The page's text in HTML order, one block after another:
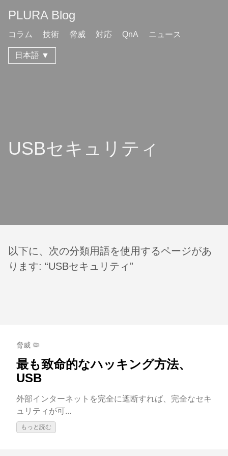
PLURA Blog
コラム 技術 脅威 対応 QnA ニュース
日本語 ▼
USBセキュリティ
以下に、次の分類用語を使用するページがあ
ります: “USBセキュリティ”
脅威 🦠
最も致命的なハッキング方法、
USB
外部インターネットを完全に遮断すれば、完全なセキ
ュリティが可...
もっと読む